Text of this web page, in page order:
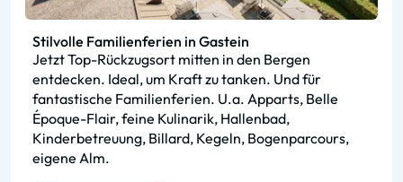
Stilvolle Familienferien in Gastein
Jetzt Top-Rückzugsort mitten in den Bergen
entdecken. Ideal, um Kraft zu tanken. Und für
fantastische Familienferien. U.a. Apparts, Belle
Époque-Flair, feine Kulinarik, Hallenbad,
Kinderbetreuung, Billard, Kegeln, Bogenparcours,
eigene Alm.